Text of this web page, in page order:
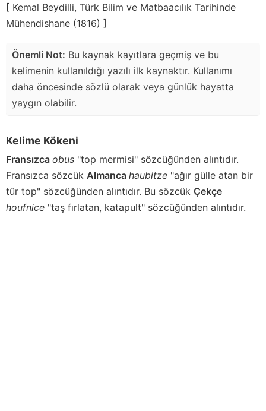
[ Kemal Beydilli, Türk Bilim ve Matbaacılık Tarihinde
Mühendishane (1816) ]
Önemli Not: Bu kaynak kayıtlara geçmiş ve bu
kelimenin kullanıldığı yazılı ilk kaynaktır. Kullanımı
daha öncesinde sözlü olarak veya günlük hayatta
yaygın olabilir.
Kelime Kökeni
Fransızca obus "top mermisi" sözcüğünden alıntıdır.
Fransızca sözcük Almanca haubitze "ağır gülle atan bir
tür top" sözcüğünden alıntıdır. Bu sözcük Çekçe
houfnice "taş fırlatan, katapult" sözcüğünden alıntıdır.